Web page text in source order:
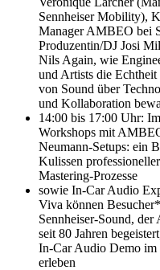
Sennheiser Mobility),
Manager AMBEO bei
Produzentin/DJ Josi
Nils Again, wie
und Artists die
von Sound über
und Kollaboration
14:00 bis 17:00 Uhr:
Workshops mit
Neumann-Setups: ein
Kulissen
Mastering-Prozesse
sowie In-Car Audio
Viva können
Sennheiser-Sound, der
seit 80 Jahren
In-Car Audio Demo im
erleben